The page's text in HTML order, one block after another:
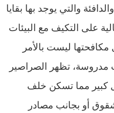
والتي يوجد بها بقايا
على التكيف مع البيئات
ليست بالأمر
تظهر الصراصير
كبير مما تسكن خلف
أو بجانب مصادر